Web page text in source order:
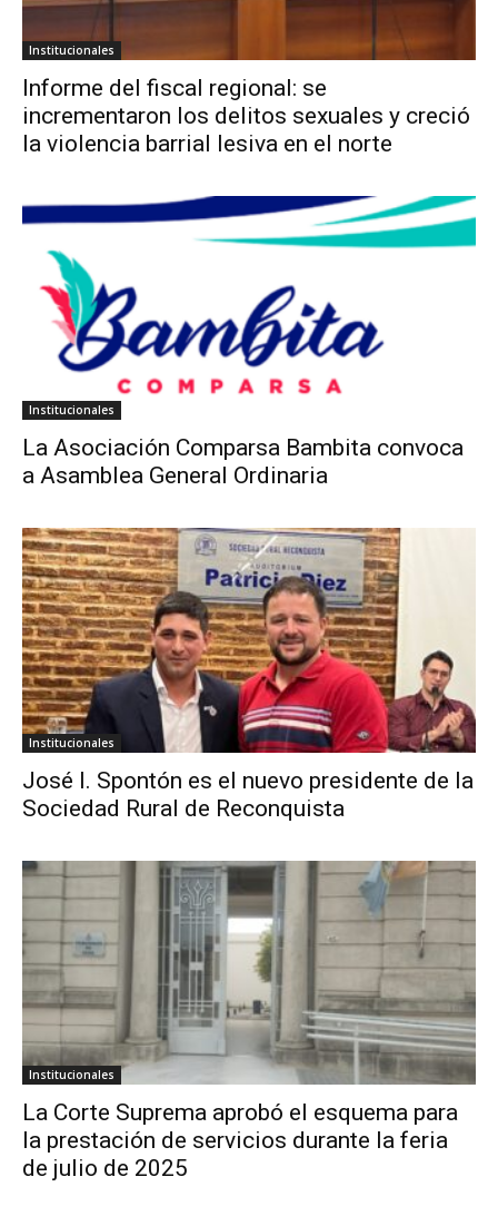
Institucionales
Informe del fiscal regional: se
incrementaron los delitos sexuales y creció
la violencia barrial lesiva en el norte
Institucionales
La Asociación Comparsa Bambita convoca
a Asamblea General Ordinaria
Institucionales
José I. Spontón es el nuevo presidente de la
Sociedad Rural de Reconquista
Institucionales
La Corte Suprema aprobó el esquema para
la prestación de servicios durante la feria
de julio de 2025